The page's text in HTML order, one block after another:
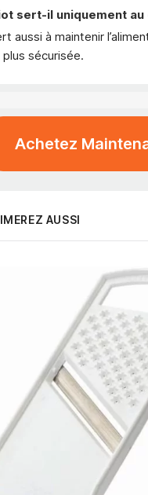
sert-il uniquement
aussi à maintenir
sécurisée.
Achetez
AUSSI